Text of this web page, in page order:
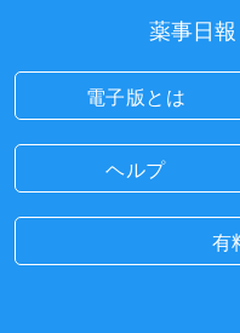
薬事日
電子版とは
ヘルプ
有